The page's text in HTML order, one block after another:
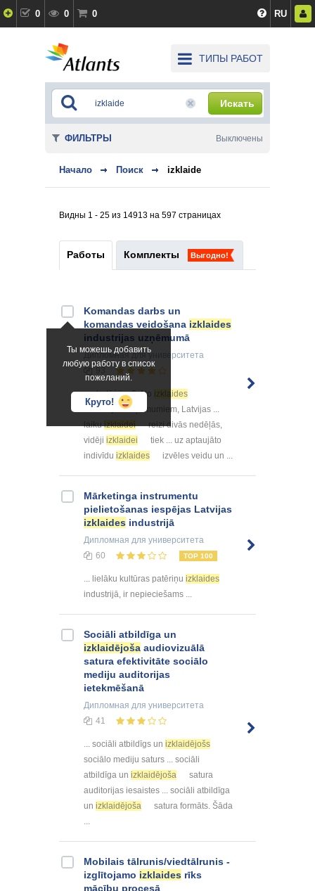
0 0 0 RU
ТИПЫ РАБОТ
Искать
Начало Поиск izklaide
Видны 1 - 25 из 14913 на 597 страницах
Работы Комплекты Выгодно!
Ты можешь добавить
любую работу в список
пожеланий.
Круто!
Komandas darbs un
komandas veidošana izklaides
industrijas uzņēmumā
Дипломнаядля университета
... stratēģija. 3. No izklaides
industrijas uzņēmumiem, Latvijas ...
laikuizklaidei
reizi divās nedēļās,
vidēji izklaidei
tiek ... uz aptaujāto
indivīdu izklaides izvēles veidu un ...
Mārketinga instrumentu
pielietošanas iespējas Latvijas
izklaides industrijā
Дипломная для университета
60
TOP 100
... lielāku kultūras patēriņu izklaides
industrijā, ir nepieciešams ...
Sociāli atbildīga un
izklaidējoša audiovizuālā
satura efektivitāte sociālo
mediju auditorijas
ietekmēšanā
Дипломная для университета
41
... sociāli atbildīgs un izklaidējošs
sociālo mediju saturs ... sociāli
atbildīga un izklaidējoša
satura
auditorijas iesaistes ... sociāli atbildīga
un izklaidējoša
satura formāts. Šāda
Mobilais tālrunis/viedtālrunis -
izglītojamo izklaides rīks
mācību procesā
ФИЛЬТРЫ Выключены